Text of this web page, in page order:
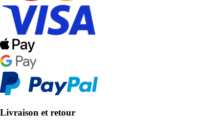
Livraison et retour